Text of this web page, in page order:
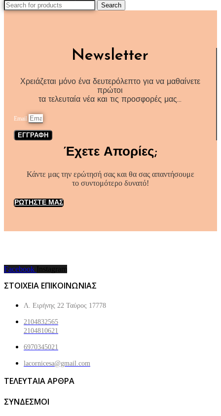
Search
Newsletter
Χρειάζεται μόνο ένα δευτερόλεπτο για να μαθαίνετε
πρώτοι
τα τελευταία νέα και τις προσφορές μας…
Email
ΕΓΓΡΑΦΗ
Έχετε Απορίες;
Κάντε μας την ερώτησή σας και θα σας απαντήσουμε
το συντομότερο δυνατό!
ΡΩΤΗΣΤΕ ΜΑΣ
Facebook Instagram
ΣΤΟΙΧΕΙΑ ΕΠΙΚΟΙΝΩΝΙΑΣ
Λ. Ειρήνης 22 Ταύρος 17778
2104832565
2104810621
6970345021
lacornicesa@gmail.com
ΤΕΛΕΥΤΑΙΑ ΑΡΘΡΑ
ΣΥΝΔΕΣΜΟΙ